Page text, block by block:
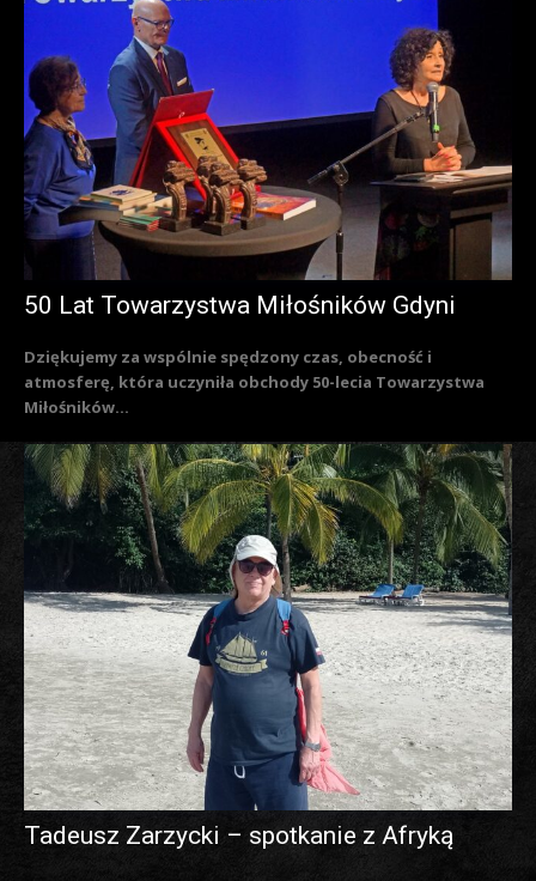
50 Lat Towarzystwa Miłośników Gdyni
Dziękujemy za wspólnie spędzony czas, obecność i
atmosferę, która uczyniła obchody 50-lecia Towarzystwa
Miłośników...
Tadeusz Zarzycki – spotkanie z Afryką